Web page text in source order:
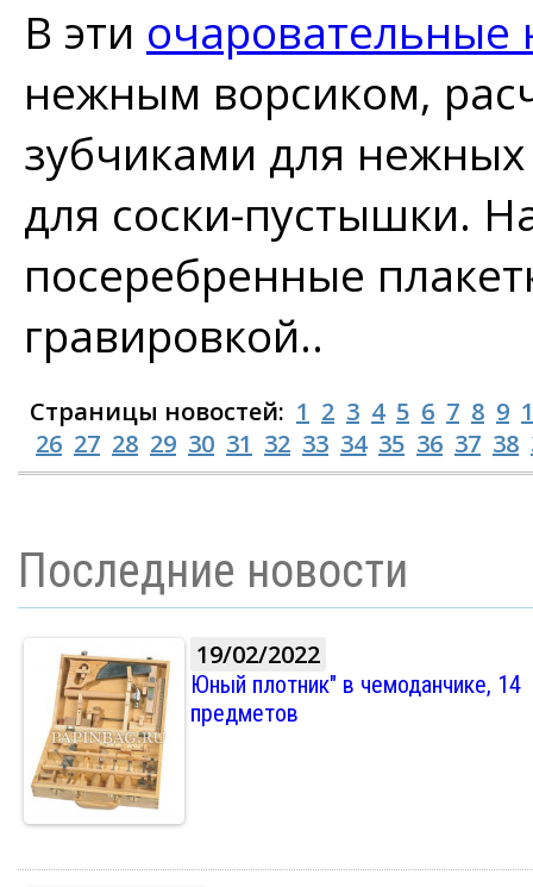
В эти очаровательные
нежным ворсиком,
зубчиками для нежных
для соски-пустышки.
посеребренные
гравировкой..
Страницы новостей: 1 2 3 4 5 6 7 8 9
26 27 28 29 30 31 32 33 34 35 36 37 38
Последние новости
19/02/2022
Юный плотник" в чемоданчике, 14
предметов